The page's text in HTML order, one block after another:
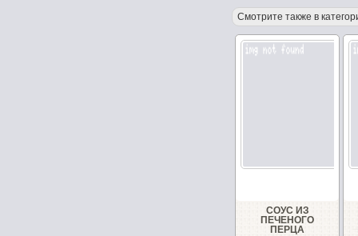
Смотрите также в
СОУС ИЗ
ПЕЧЕНОГО
ПЕРЦА